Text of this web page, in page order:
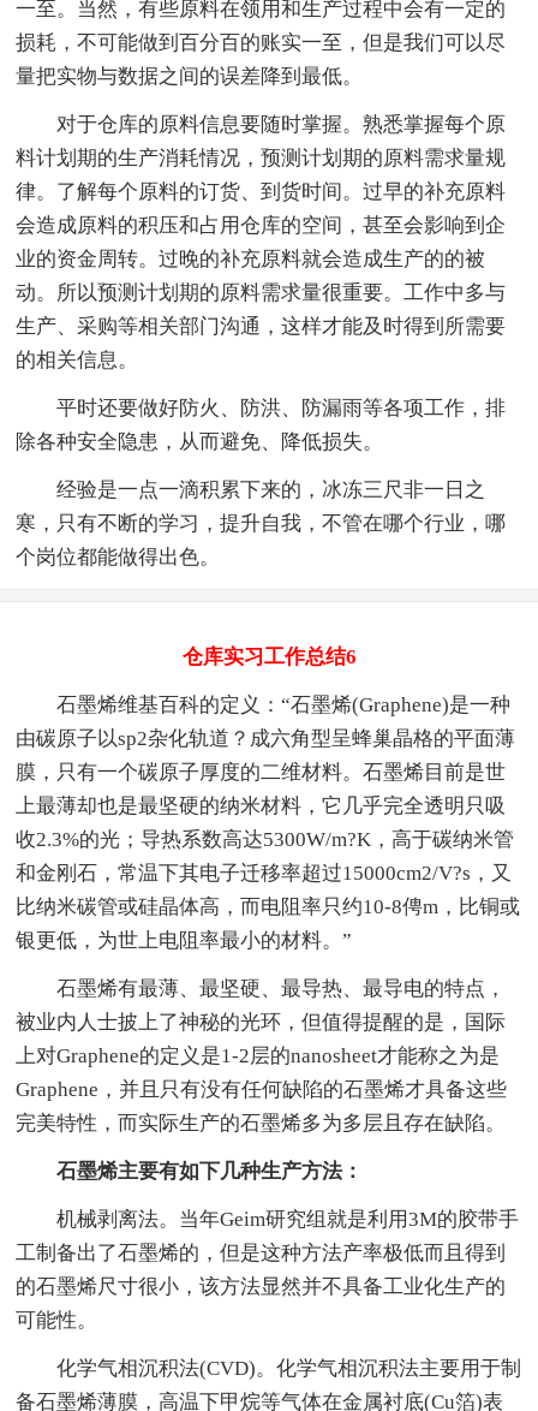
一至。当然，有些原料在领用和生产过程中会有一定的
损耗，不可能做到百分百的账实一至，但是我们可以尽
量把实物与数据之间的误差降到最低。
对于仓库的原料信息要随时掌握。熟悉掌握每个原
料计划期的生产消耗情况，预测计划期的原料需求量规
律。了解每个原料的订货、到货时间。过早的补充原料
会造成原料的积压和占用仓库的空间，甚至会影响到企
业的资金周转。过晚的补充原料就会造成生产的的被
动。所以预测计划期的原料需求量很重要。工作中多与
生产、采购等相关部门沟通，这样才能及时得到所需要
的相关信息。
平时还要做好防火、防洪、防漏雨等各项工作，排
除各种安全隐患，从而避免、降低损失。
经验是一点一滴积累下来的，冰冻三尺非一日之
寒，只有不断的学习，提升自我，不管在哪个行业，哪
个岗位都能做得出色。
仓库实习工作总结6
石墨烯维基百科的定义：“石墨烯(Graphene)是一种
由碳原子以sp2杂化轨道？成六角型呈蜂巢晶格的平面薄
膜，只有一个碳原子厚度的二维材料。石墨烯目前是世
上最薄却也是最坚硬的纳米材料，它几乎完全透明只吸
收2.3%的光；导热系数高达5300W/m?K，高于碳纳米管
和金刚石，常温下其电子迁移率超过15000cm2/V?s，又
比纳米碳管或硅晶体高，而电阻率只约10-8俜m，比铜或
银更低，为世上电阻率最小的材料。”
石墨烯有最薄、最坚硬、最导热、最导电的特点，
被业内人士披上了神秘的光环，但值得提醒的是，国际
上对Graphene的定义是1-2层的nanosheet才能称之为是
Graphene，并且只有没有任何缺陷的石墨烯才具备这些
完美特性，而实际生产的石墨烯多为多层且存在缺陷。
石墨烯主要有如下几种生产方法：
机械剥离法。当年Geim研究组就是利用3M的胶带手
工制备出了石墨烯的，但是这种方法产率极低而且得到
的石墨烯尺寸很小，该方法显然并不具备工业化生产的
可能性。
化学气相沉积法(CVD)。化学气相沉积法主要用于制
备石墨烯薄膜，高温下甲烷等气体在金属衬底(Cu箔)表